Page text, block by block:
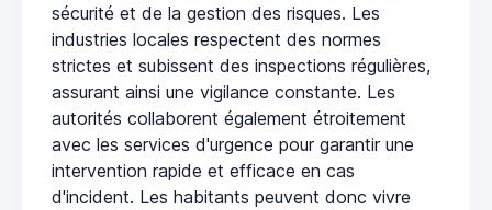
sécurité et de la gestion des risques. Les
industries locales respectent des normes
strictes et subissent des inspections régulières,
assurant ainsi une vigilance constante. Les
autorités collaborent également étroitement
avec les services d'urgence pour garantir une
intervention rapide et efficace en cas
d'incident. Les habitants peuvent donc vivre